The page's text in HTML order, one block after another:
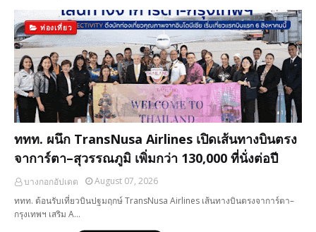
ท่องเที่ยว
ททท. ผนึก TransNusa Airlines เปิดเส้นทางบินตรง
จาการ์ตา–สุวรรณภูมิ เพิ่มกว่า 130,000 ที่นั่งต่อปี
บางกอกอัปเดต
August 07, 2026
ททท. ต้อนรับเที่ยวบินปฐมฤกษ์ TransNusa Airlines เส้นทางบินตรงจาการ์ตา–
กรุงเทพฯ เสริม A…